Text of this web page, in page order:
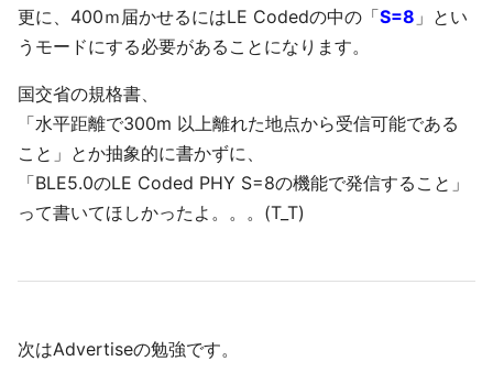
更に、400ｍ届かせるにはLE Codedの中の「S=8 」とい
うモードにする必要があることになります。
国交省の規格書、
「水平距離で300m 以上離れた地点から受信可能である
こと」とか抽象的に書かずに、
「BLE5.0のLE Coded PHY S=8の機能で発信すること」
って書いてほしかったよ。。。(T_T)
次はAdvertiseの勉強です。